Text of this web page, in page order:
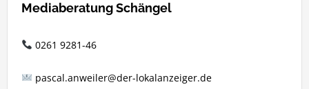
Mediaberatung Schängel
0261 9281-46
pascal.anweiler@der-lokalanzeiger.de